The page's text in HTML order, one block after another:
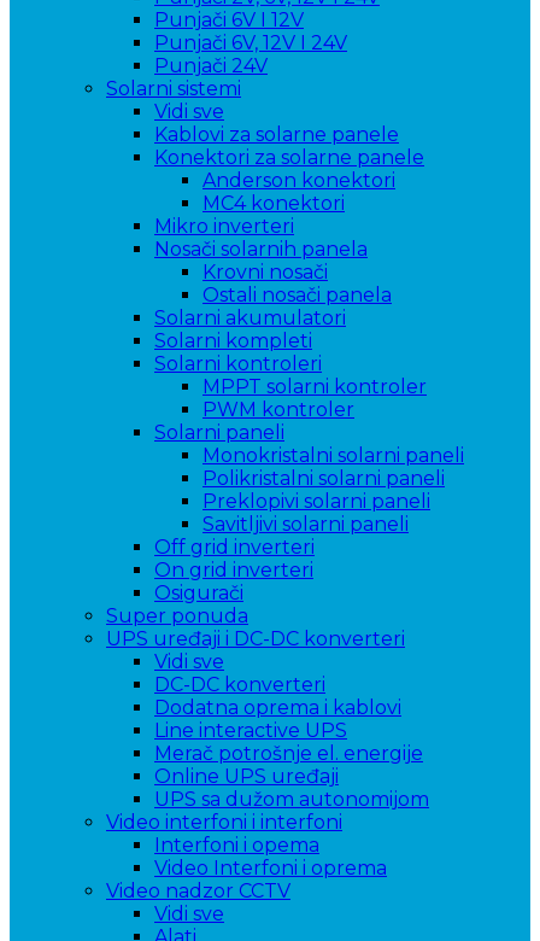
Punjači 6V I 12V
Punjači 6V, 12V I 24V
Punjači 24V
Solarni sistemi
Vidi sve
Kablovi za solarne panele
Konektori za solarne panele
Anderson konektori
MC4 konektori
Mikro inverteri
Nosači solarnih panela
Krovni nosači
Ostali nosači panela
Solarni akumulatori
Solarni kompleti
Solarni kontroleri
MPPT solarni kontroler
PWM kontroler
Solarni paneli
Monokristalni solarni paneli
Polikristalni solarni paneli
Preklopivi solarni paneli
Savitljivi solarni paneli
Off grid inverteri
On grid inverteri
Osigurači
Super ponuda
UPS uređaji i DC-DC konverteri
Vidi sve
DC-DC konverteri
Dodatna oprema i kablovi
Line interactive UPS
Merač potrošnje el. energije
Online UPS uređaji
UPS sa dužom autonomijom
Video interfoni i interfoni
Interfoni i opema
Video Interfoni i oprema
Video nadzor CCTV
Vidi sve